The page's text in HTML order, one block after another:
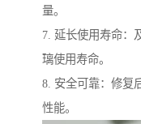
量。
7. 延长使用寿命：
璃使用寿命。
8. 安全可靠：修复
性能。